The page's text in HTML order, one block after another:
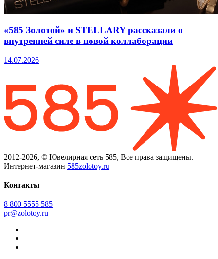
«585 Золотой» и STELLARY рассказали о
внутренней силе в новой коллаборации
14.07.2026
2012-2026, © Ювелирная сеть 585, Все права защищены.
Интернет-магазин 585zolotoy.ru
Контакты
8 800 5555 585
pr@zolotoy.ru